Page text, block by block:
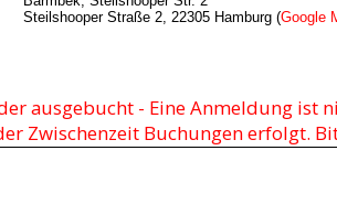
Steilshooper Straße 2, 22305 Hamburg (Google
ausgebucht - Eine Anmeldung ist
Zwischenzeit Buchungen erfolgt.